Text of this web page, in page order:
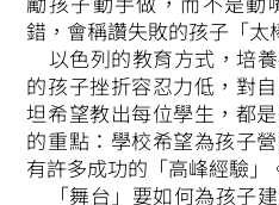
錯，會稱讚失敗的孩子「太
以色列的教育方式，培
的孩子挫折容忍力低，對
坦希望教出每位學生，都
的重點：學校希望為孩子
有許多成功的「高峰經驗」
「舞台」要如何為孩子